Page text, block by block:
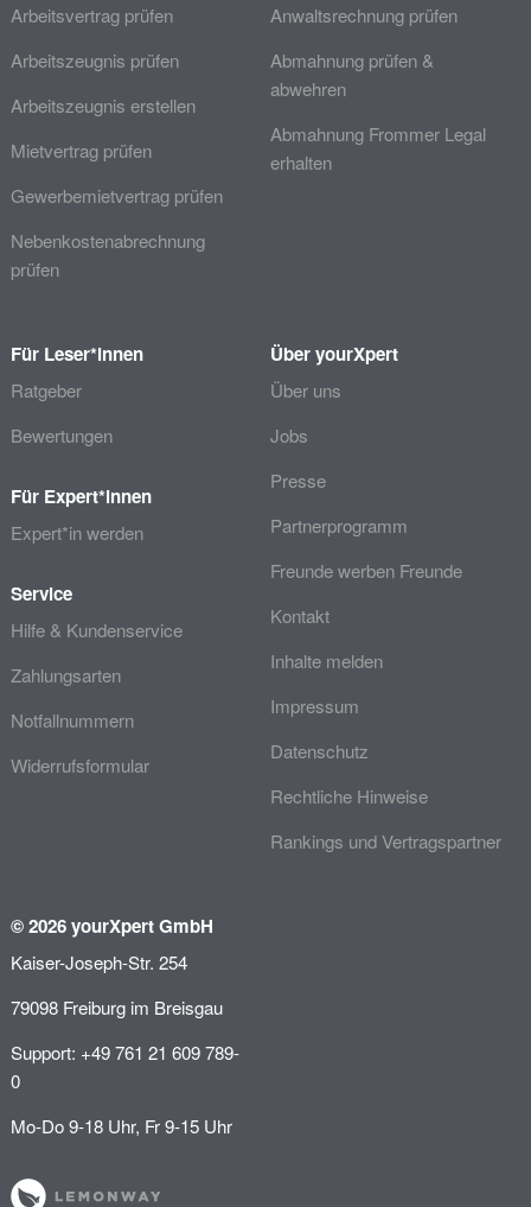
Arbeitsvertrag prüfen
Arbeitszeugnis prüfen
Arbeitszeugnis erstellen
Mietvertrag prüfen
Gewerbemietvertrag prüfen
Nebenkostenabrechnung
prüfen
Anwaltsrechnung prüfen
Abmahnung prüfen &
abwehren
Abmahnung Frommer Legal
erhalten
Für Leser*innen
Ratgeber
Bewertungen
Für Expert*innen
Expert*in werden
Service
Hilfe & Kundenservice
Zahlungsarten
Notfallnummern
Widerrufsformular
Über yourXpert
Über uns
Jobs
Presse
Partnerprogramm
Freunde werben Freunde
Kontakt
Inhalte melden
Impressum
Datenschutz
Rechtliche Hinweise
Rankings und Vertragspartner
© 2026 yourXpert GmbH
Kaiser-Joseph-Str. 254
79098 Freiburg im Breisgau
Support: +49 761 21 609 789-
0
Mo-Do 9-18 Uhr, Fr 9-15 Uhr